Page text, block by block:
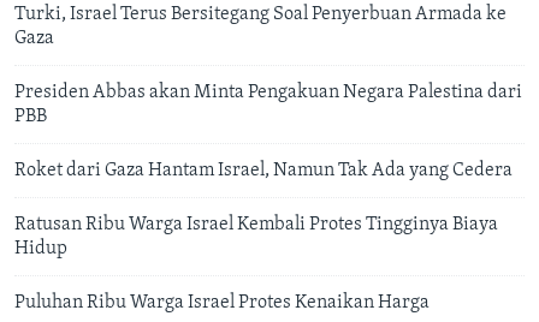
Turki, Israel Terus Bersitegang Soal Penyerbuan Armada ke
Gaza
Presiden Abbas akan Minta Pengakuan Negara Palestina dari
PBB
Roket dari Gaza Hantam Israel, Namun Tak Ada yang Cedera
Ratusan Ribu Warga Israel Kembali Protes Tingginya Biaya
Hidup
Puluhan Ribu Warga Israel Protes Kenaikan Harga